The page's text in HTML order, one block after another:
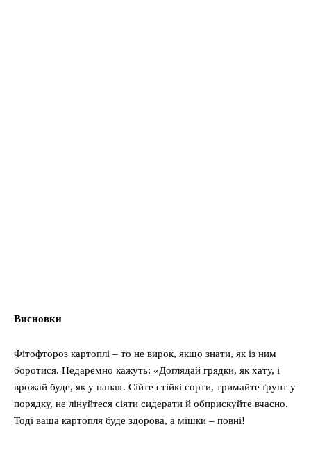
Висновки
Фітофтороз картоплі – то не вирок, якщо знати, як із ним
боротися. Недаремно кажуть: «Доглядай грядки, як хату, і
врожай буде, як у пана». Сійте стійкі сорти, тримайте ґрунт у
порядку, не лінуйтеся сіяти сидерати й обприскуйте вчасно.
Тоді ваша картопля буде здорова, а мішки – повні!